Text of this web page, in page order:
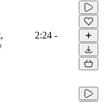
2:24 -